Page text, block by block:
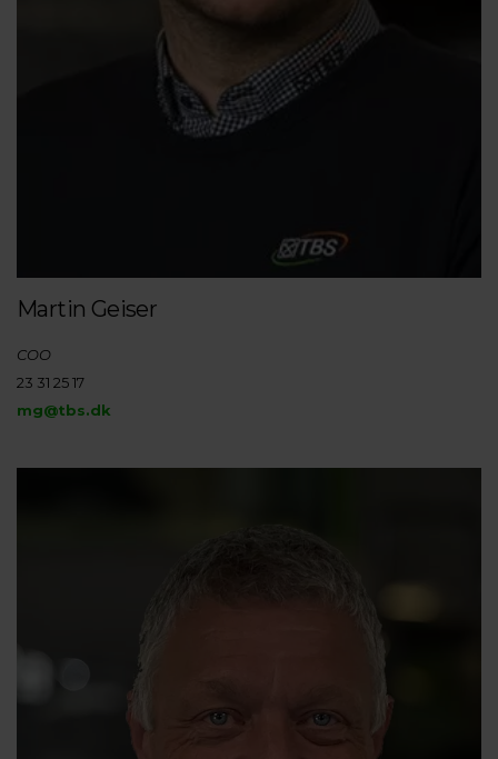
Martin Geiser
COO
23 31 25 17
mg@tbs.dk